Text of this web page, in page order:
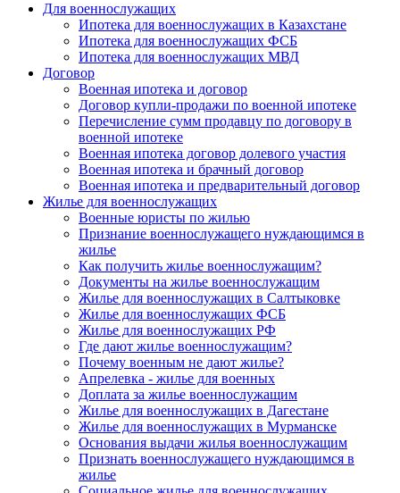
Для военнослужащих
Ипотека для военнослужащих в Казахстане
Ипотека для военнослужащих ФСБ
Ипотека для военнослужащих МВД
Договор
Военная ипотека и договор
Договор купли-продажи по военной ипотеке
Перечисление сумм продавцу по договору в
военной ипотеке
Военная ипотека договор долевого участия
Военная ипотека и брачный договор
Военная ипотека и предварительный договор
Жилье для военнослужащих
Военные юристы по жилью
Признание военнослужащего нуждающимся в
жилье
Как получить жилье военнослужащим?
Документы на жилье военнослужащим
Жилье для военнослужащих в Салтыковке
Жилье для военнослужащих ФСБ
Жилье для военнослужащих РФ
Где дают жилье военнослужащим?
Почему военным не дают жилье?
Апрелевка - жилье для военных
Доплата за жилье военнослужащим
Жилье для военнослужащих в Дагестане
Жилье для военнослужащих в Мурманске
Основания выдачи жилья военнослужащим
Признать военнослужащего нуждающимся в
жилье